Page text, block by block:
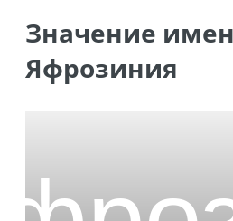
Значение имени
Яфрозиния